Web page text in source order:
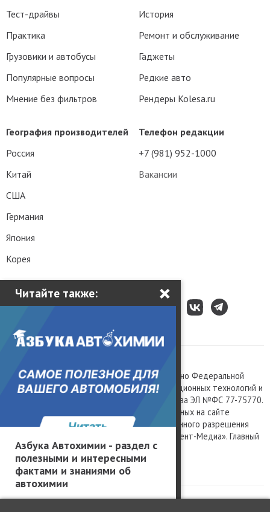
Читайте также: ×
Азбука Автохимии - раздел с
полезными и интересными
фактами и знаниями об
автохимии
Телефон редакции
+7 (981) 952-1000
Вакансии
Тест-драйвы
Практика
Грузовики и автобусы
Популярные вопросы
Мнение без фильтров
История
Ремонт и обслуживание
Гаджеты
Редкие авто
Рендеры Kolesa.ru
География производителей
Россия
Китай
США
Германия
Япония
Корея
Сетевое издание «Kolesa.ru», зарегистрировано Федеральной
службой по надзору в сфере связи, информационных технологий и
массовых коммуникаций, номер свидетельства ЭЛ №ФС 77-75770.
Любое использование материалов, размещенных на сайте
www.kolesa.ru, допускается только с письменного разрешения
правообладателя. Учредитель ООО «Президент-Медиа». Главный
редактор Баландин М.А. 0+
Политика конфиденциальности